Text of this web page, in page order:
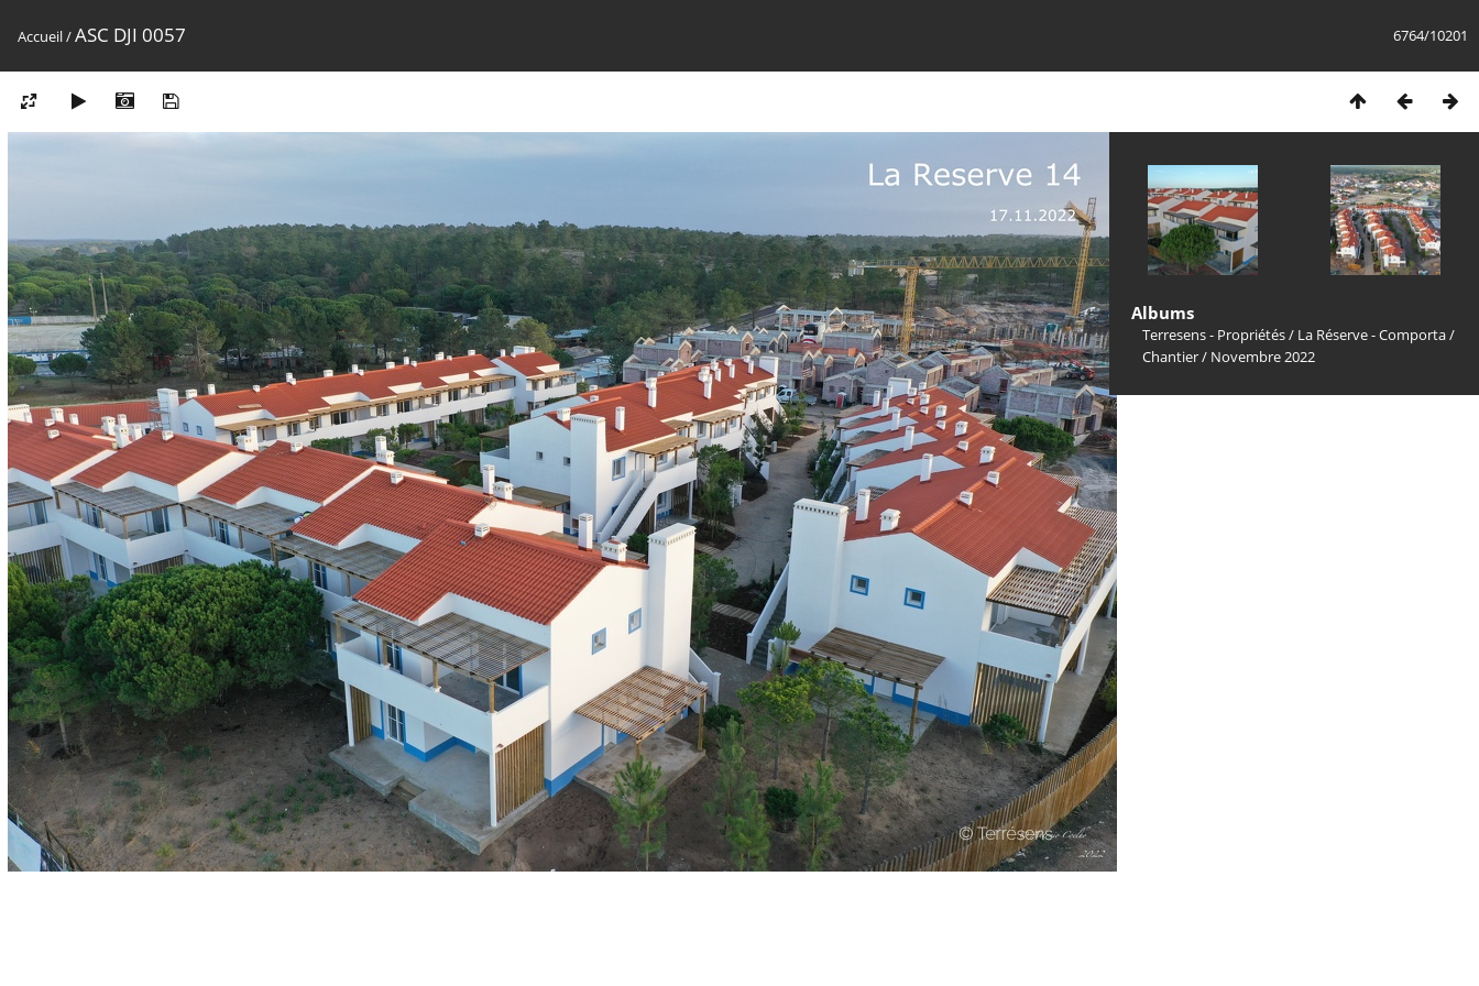
6764/10201
Accueil/ASC DJI 0057
Albums
Terresens - Propriétés/ La Réserve - Comporta/
Chantier/ Novembre 2022